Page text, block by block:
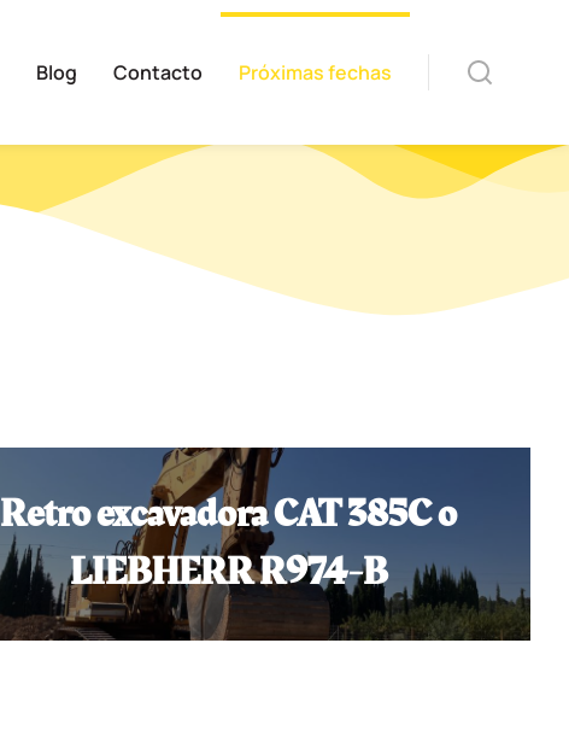
Blog Contacto Próximas fechas
Retro excavadora CAT 385C o
LIEBHERR R974-B